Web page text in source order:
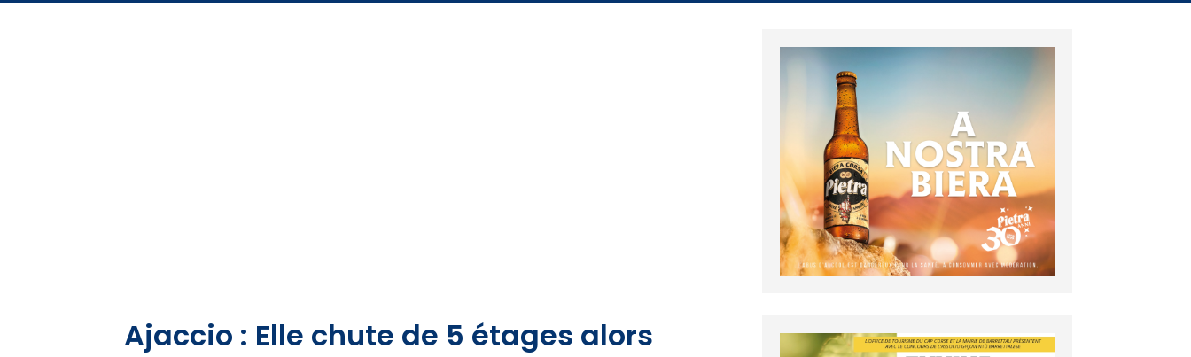
Ajaccio : Elle chute de 5 étages alors